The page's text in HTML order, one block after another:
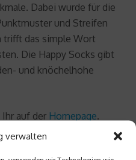
verwalten
Dabei wurde für die
und Streifen
trifft das simple Wort
Die Happy Socks gibt
und knöchelhohe
auf der Homepage.